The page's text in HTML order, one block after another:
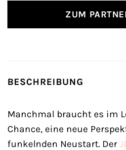
ZUM
BESCHREIBUNG
Manchmal braucht es im
Chance, eine neue
funkelnden Neustart. Der